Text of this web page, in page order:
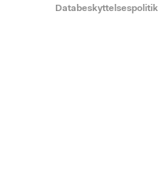
Databeskyttelsespolitik